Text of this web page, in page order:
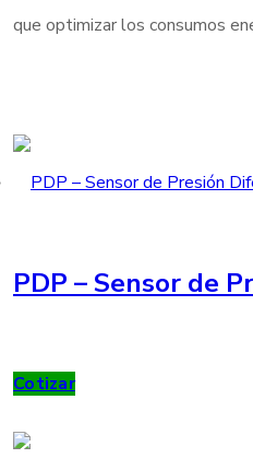
que optimizar los consumos
PDP – Sensor de
Cotizar